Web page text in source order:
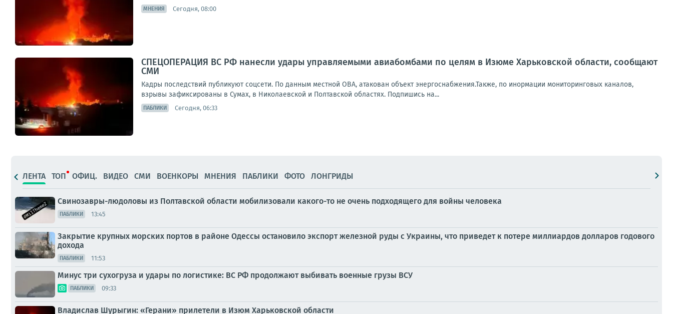
МНЕНИЯ Сегодня, 08:00
СПЕЦОПЕРАЦИЯ ВС РФ нанесли удары управляемыми авиабомбами по целям в Изюме Харьковской области, сообщают
СМИ
Кадры последствий публикуют соцсети. По данным местной ОВА, атакован объект энергоснабжения.Также, по инормации мониторинговых каналов,
взрывы зафиксированы в Сумах, в Николаевской и Полтавской областях. Подпишись на...
ПАБЛИКИ Сегодня, 06:33
ЛЕНТА ТОП ОФИЦ. ВИДЕО СМИ ВОЕНКОРЫ МНЕНИЯ ПАБЛИКИ ФОТО ЛОНГРИДЫ
Свинозавры-людоловы из Полтавской области мобилизовали какого-то не очень подходящего для войны человека
ПАБЛИКИ 13:45
Закрытие крупных морских портов в районе Одессы остановило экспорт железной руды с Украины, что приведет к потере миллиардов долларов годового
дохода
ПАБЛИКИ 11:53
Минус три сухогруза и удары по логистике: ВС РФ продолжают выбивать военные грузы ВСУ
ПАБЛИКИ 09:33
Владислав Шурыгин: «Герани» прилетели в Изюм Харьковской области